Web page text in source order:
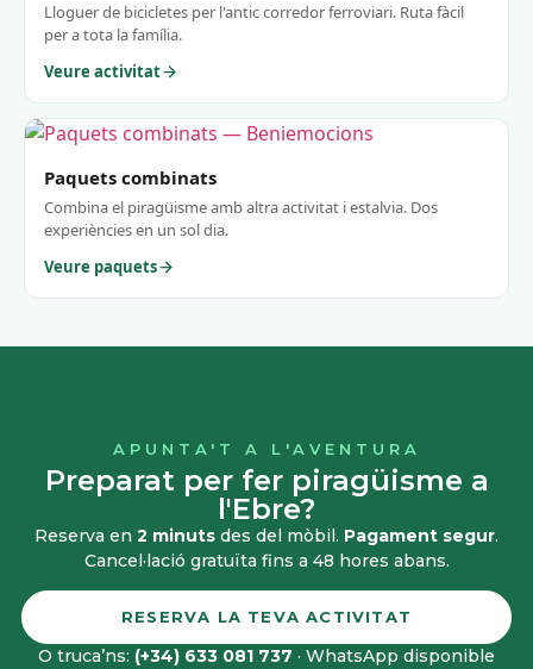
Lloguer de bicicletes per l'antic corredor ferroviari. Ruta fàcil
per a tota la família.
Veure activitat
Paquets combinats
Combina el piragüisme amb altra activitat i estalvia. Dos
experiències en un sol dia.
Veure paquets
APUNTA'T A L'AVENTURA
Preparat per fer piragüisme a
l'Ebre?
Reserva en 2 minuts des del mòbil. Pagament segur.
Cancel·lació gratuïta fins a 48 hores abans.
RESERVA LA TEVA ACTIVITAT
O truca’ns: (+34) 633 081 737 · WhatsApp disponible